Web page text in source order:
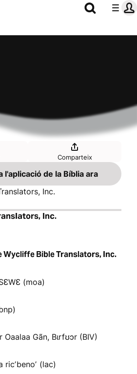
Comparteix
l'aplicació de la Bíblia ara
Inc.
Inc.
Wycliffe Bible Translators, Inc.
(moa)
Oaalaa Gãn, Bɩrfʊɔr (BIV)
ricʼbenoʼ (lac)